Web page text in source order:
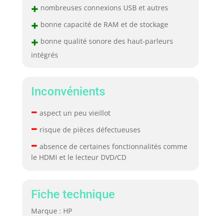
+ nombreuses connexions USB et autres
+ bonne capacité de RAM et de stockage
+ bonne qualité sonore des haut-parleurs
intégrés
Inconvénients
– aspect un peu vieillot
– risque de pièces défectueuses
– absence de certaines fonctionnalités comme
le HDMI et le lecteur DVD/CD
Fiche technique
Marque : HP